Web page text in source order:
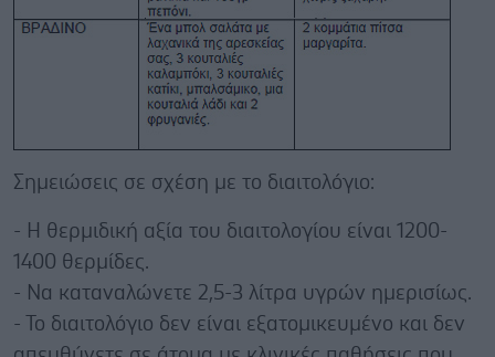
Σημειώσεις σε σχέση με το διαιτολόγιο:
- Η θερμιδική αξία του διαιτολογίου είναι 1200-
1400 θερμίδες.
- Να καταναλώνετε 2,5-3 λίτρα υγρών ημερισίως.
- Το διαιτολόγιο δεν είναι εξατομικευμένο και δεν